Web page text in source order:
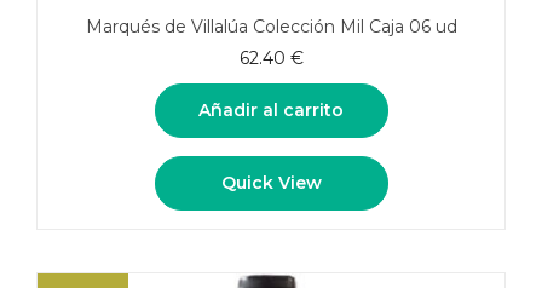
Marqués de Villalúa Colección Mil Caja 06 ud
62.40 €
Añadir al carrito
Quick View